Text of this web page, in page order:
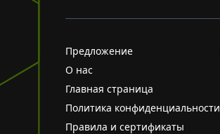
Предложение
О нас
Главная страница
Политика конфиденциальности
Правила и сертификаты